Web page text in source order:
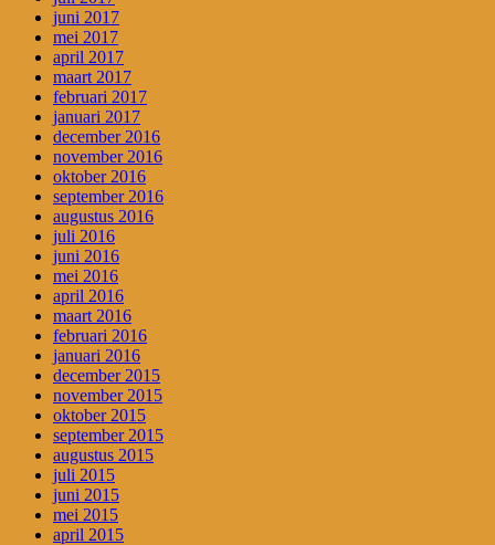
juni 2017
mei 2017
april 2017
maart 2017
februari 2017
januari 2017
december 2016
november 2016
oktober 2016
september 2016
augustus 2016
juli 2016
juni 2016
mei 2016
april 2016
maart 2016
februari 2016
januari 2016
december 2015
november 2015
oktober 2015
september 2015
augustus 2015
juli 2015
juni 2015
mei 2015
april 2015